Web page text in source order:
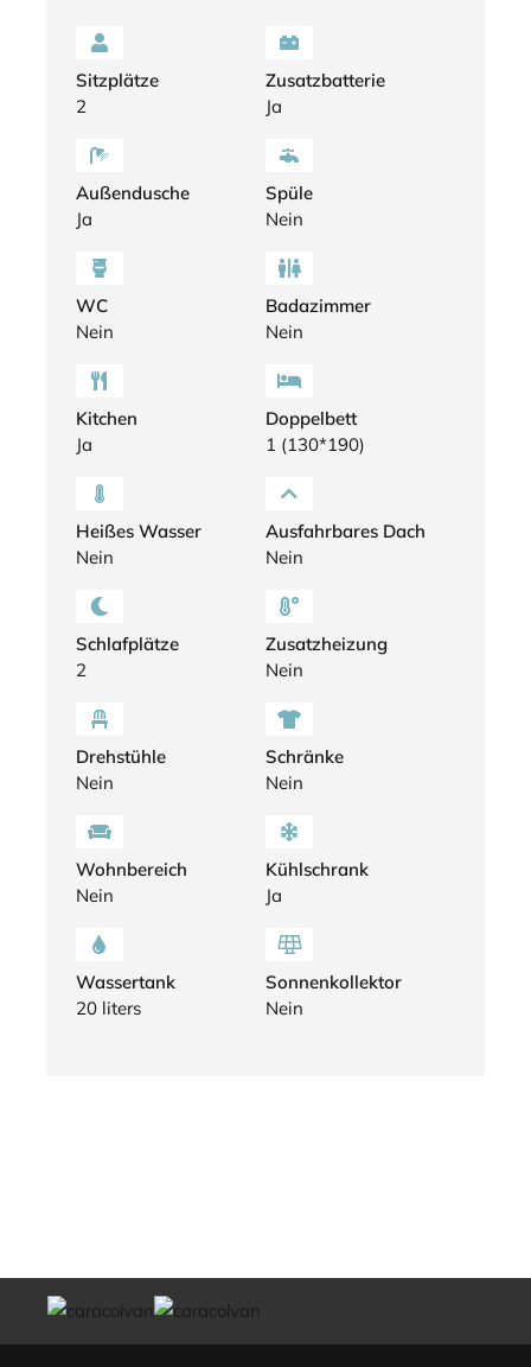
Sitzplätze
2
Außendusche
Ja
WC
Nein
Kitchen
Ja
Heißes Wasser
Nein
Schlafplätze
2
Drehstühle
Nein
Wohnbereich
Nein
Wassertank
20 liters
Zusatzbatterie
Ja
Spüle
Nein
Badazimmer
Nein
Doppelbett
1 (130*190)
Ausfahrbares Dach
Nein
Zusatzheizung
Nein
Schränke
Nein
Kühlschrank
Ja
Sonnenkollektor
Nein